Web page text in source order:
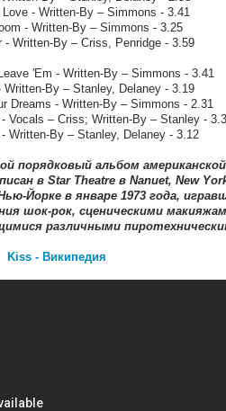
- Written-By – Simmons - 3.41
- Written-By – Simmons - 3.25
- Written-By – Criss, Penridge - 3.59
'Em - Written-By – Simmons - 3.41
Written-By – Stanley, Delaney - 3.19
Dreams - Written-By – Simmons - 2.31
Vocals – Criss; Written-By – Stanley -
Written-By – Stanley, Delaney - 3.12
порядковый альбом
в Star Theatre в Nanuet, New
Йорке в январе 1973 года,
шок-рок, сценическими
различными
Kiss - Википедия